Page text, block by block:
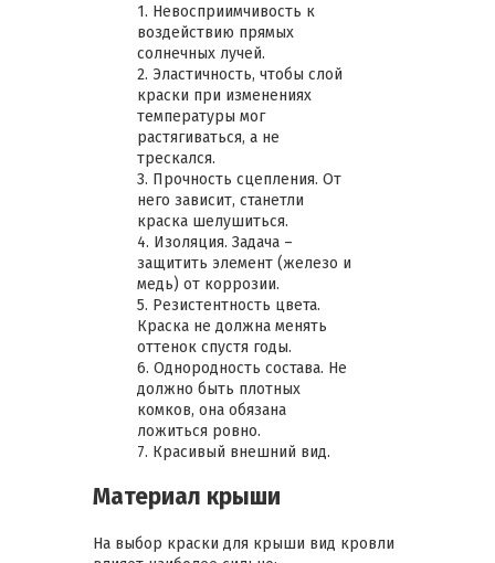
1. Невосприимчивость к
воздействию прямых
солнечных лучей.
2. Эластичность, чтобы слой
краски при изменениях
температуры мог
растягиваться, а не
трескался.
3. Прочность сцепления. От
него зависит, станетли
краска шелушиться.
4. Изоляция. Задача –
защитить элемент (железо и
медь) от коррозии.
5. Резистентность цвета.
Краска не должна менять
оттенок спустя годы.
6. Однородность состава. Не
должно быть плотных
комков, она обязана
ложиться ровно.
7. Красивый внешний вид.
Материал крыши
На выбор краски для крыши вид кровли